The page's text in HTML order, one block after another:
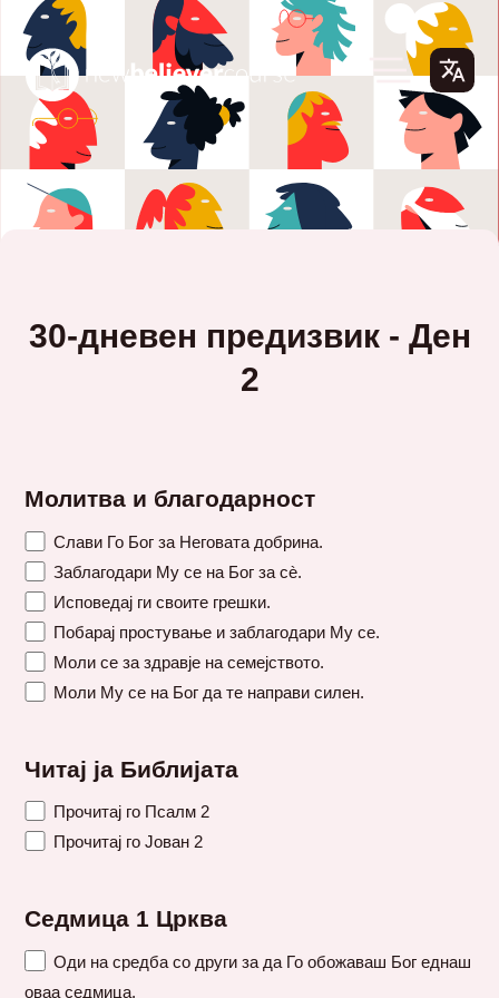
30-дневен предизвик - Ден
2
Молитва и благодарност
Слави Го Бог за Неговата добрина.
Заблагодари Му се на Бог за сè.
Исповедај ги своите грешки.
Побарај простување и заблагодари Му се.
Моли се за здравје на семејството.
Моли Му се на Бог да те направи силен.
Читај ја Библијата
Прочитај го Псалм 2
Прочитај го Јован 2
Седмица 1 Црква
Оди на средба со други за да Го обожаваш Бог еднаш
оваа седмица.